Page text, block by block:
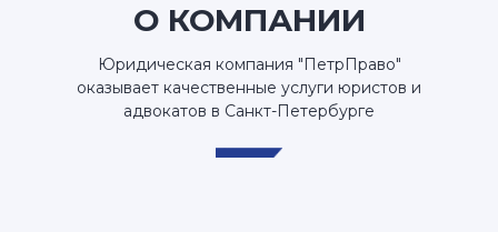
О КОМПАНИИ
Юридическая компания "ПетрПраво"
оказывает качественные услуги юристов и
адвокатов в Санкт-Петербурге